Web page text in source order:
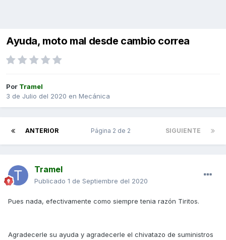
Ayuda, moto mal desde cambio correa
Por Tramel
3 de Julio del 2020 en Mecánica
ANTERIOR SIGUIENTE
Página 2 de 2
Tramel
Publicado 1 de Septiembre del 2020
Pues nada, efectivamente como siempre tenia razón Tiritos.
Agradecerle su ayuda y agradecerle el chivatazo de suministros